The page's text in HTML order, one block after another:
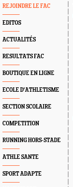
REJOINDRE LE FAC
EDITOS
ACTUALITÉS
RESULTATS FAC
BOUTIQUE EN LIGNE
ECOLE D'ATHLETISME
SECTION SCOLAIRE
COMPETITION
RUNNING HORS-STADE
ATHLE SANTE
SPORT ADAPTE